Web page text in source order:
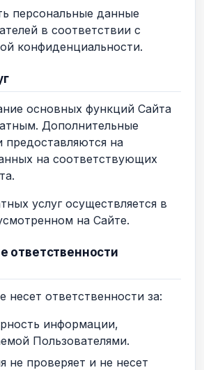
персональные данные
в соответствии с
конфиденциальности.
основных функций Сайта
Дополнительные
предоставляются на
на соответствующих
услуг осуществляется в
на Сайте.
ответственности
несет ответственности за:
информации,
Пользователями.
не проверяет и не несет